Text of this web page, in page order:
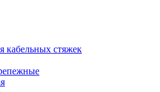
кабельных стяжек